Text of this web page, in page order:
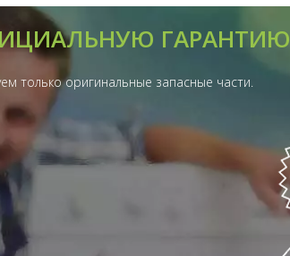
ГАРАНТИЮ
только оригинальные запасные части.